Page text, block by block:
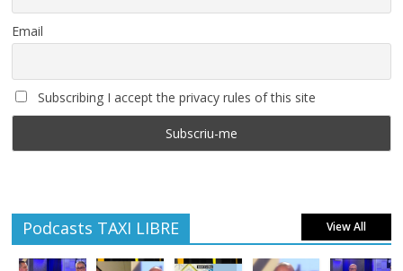
Email
Subscribing I accept the privacy rules of this site
Podcasts TAXI LIBRE View All